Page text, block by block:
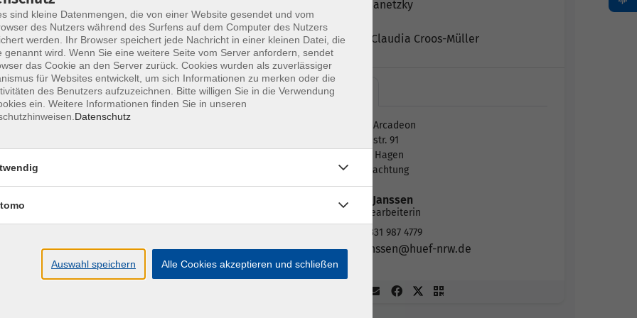
der Ideengewinnung, der Intervision zu
der Fortbildung zu einem thematischen
gelegt und neben der gemeinsamen Arbeit im
und spezielle
berücksichtigt und
Katja Schanetzky
Dr. med. Claudia Croos-Müller
Hotel Arcadeon
Lennestr. 91
58093 Hagen
Übernachtung
Sindi Janssen
Sachbearbeiterin
02331 987 4779
janssen@huef-nrw.de
sind kleine Datenmengen, die von einer Website gesendet und vom
des Nutzers während des Surfens auf dem Computer des Nutzers
werden. Ihr Browser speichert jede Nachricht in einer kleinen Datei, die
genannt wird. Wenn Sie eine weitere Seite vom Server anfordern, sendet
das Cookie an den Server zurück. Cookies wurden als zuverlässiger
für Websites entwickelt, um sich Informationen zu merken oder die
des Benutzers aufzuzeichnen. Bitte willigen Sie in die Verwendung
ein. Weitere Informationen finden Sie in unseren
Datenschutz
Auswahl speichern Alle Cookies akzeptieren und schließen